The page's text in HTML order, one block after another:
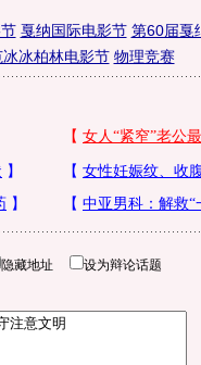
戛纳国际电影节 第60届戛
冰冰柏林电影节 物理竞赛
隐藏地址 设为辩论话题